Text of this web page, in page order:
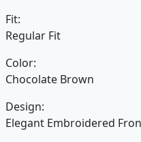
Fit:
Regular Fit
Color:
Chocolate Brown
Design:
Elegant Embroidered